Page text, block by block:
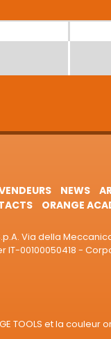
NEWS
ORANGE
Via della
00100050418 -
TOOLS et la